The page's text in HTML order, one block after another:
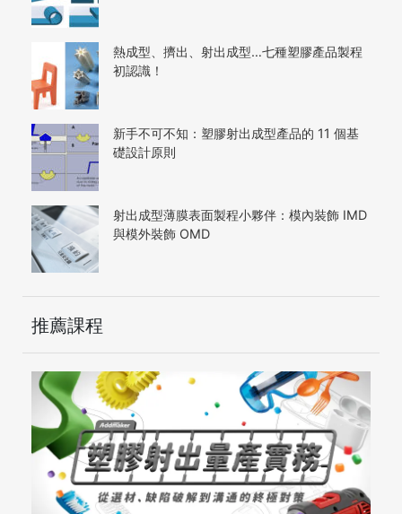
熱成型、擠出、射出成型…七種塑膠產品製程
初認識！
新手不可不知：塑膠射出成型產品的 11 個基
礎設計原則
射出成型薄膜表面製程小夥伴：模內裝飾 IMD
與模外裝飾 OMD
推薦課程